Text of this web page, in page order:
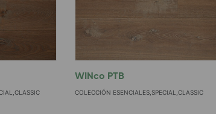
WINco PTB
COLECCIÓN ESENCIALES,SPECIAL,CLASSIC